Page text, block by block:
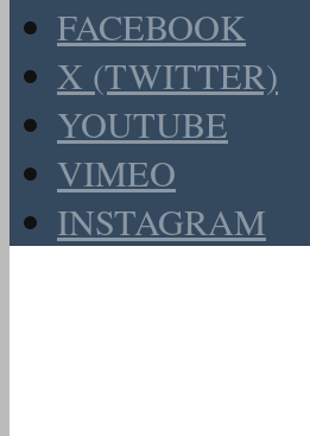
FACEBOOK
X (TWITTER)
YOUTUBE
VIMEO
INSTAGRAM